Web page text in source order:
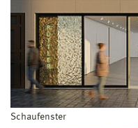
Schaufenster